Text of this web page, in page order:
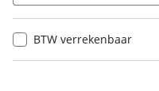
BTW verrekenbaar